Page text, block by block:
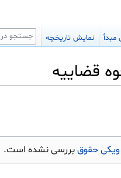
حقوقبررسی نشده است.
مبدأ نمایش تاریخچه جستجو